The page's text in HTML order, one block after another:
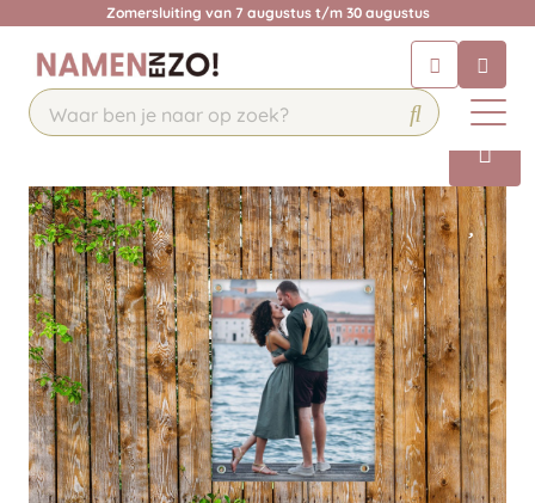
Zomersluiting van 7 augustus t/m 30 augustus
Chat 24/7 met onze chatbot voor
hulp
Contact